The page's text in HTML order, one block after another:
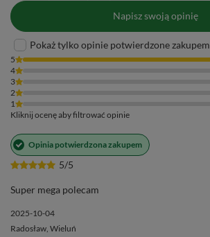
Napisz swoją opinię
Pokaż tylko opinie potwierdzone zakupem
5
4
3
2
1
Kliknij ocenę aby filtrować opinie
5/5
Opinia potwierdzona zakupem
Super mega polecam
2025-10-04
Radosław, Wieluń